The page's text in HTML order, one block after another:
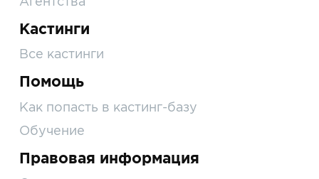
Кастинги
Все кастинги
Помощь
Как попасть в кастинг-базу
Обучение
Правовая информация